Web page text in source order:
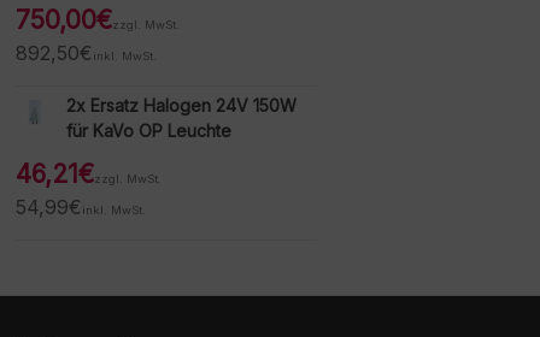
750,00€zzgl. MwSt.
892,50€ inkl. MwSt.
2x Ersatz Halogen 24V 150W
für KaVo OP Leuchte
46,21€zzgl. MwSt.
54,99€ inkl. MwSt.